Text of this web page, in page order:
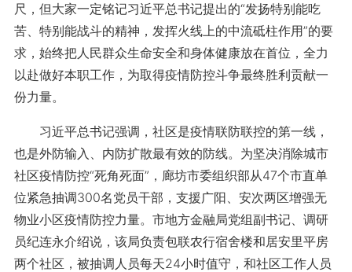
尺，但大家一定铭记习近平总书记提出的“发扬特别能吃
苦、特别能战斗的精神，发挥火线上的中流砥柱作用”的要
求，始终把人民群众生命安全和身体健康放在首位，全力
以赴做好本职工作，为取得疫情防控斗争最终胜利贡献一
份力量。
习近平总书记强调，社区是疫情联防联控的第一线，
也是外防输入、内防扩散最有效的防线。为坚决消除城市
社区疫情防控“死角死面”，廊坊市委组织部从47个市直单
位紧急抽调300名党员干部，支援广阳、安次两区增强无
物业小区疫情防控力量。市地方金融局党组副书记、调研
员纪连永介绍说，该局负责包联农行宿舍楼和居安里平房
两个社区，被抽调人员每天24小时值守，和社区工作人员